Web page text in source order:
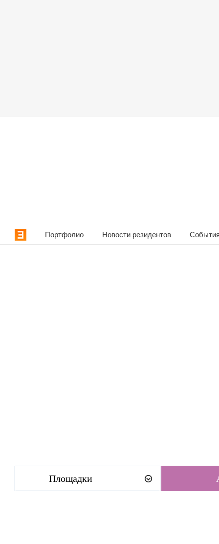
Портфолио Новости резидентов
Площадки